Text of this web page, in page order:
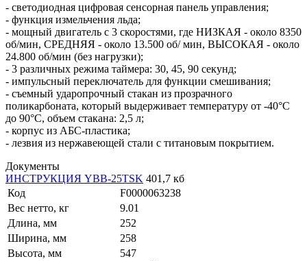
- светодиодная цифровая сенсорная панель управления;
- функция измельчения льда;
- мощный двигатель с 3 скоростями, где НИЗКАЯ - около 8350
об/мин, СРЕДНЯЯ - около 13.500 об/ мин, ВЫСОКАЯ - около
24.800 об/мин (без нагрузки);
- 3 различных режима таймера: 30, 45, 90 секунд;
- импульсный переключатель для функции смешивания;
- съемный ударопрочный стакан из прозрачного
поликарбоната, который выдерживает температуру от -40°C
до 90°C, объем стакана: 2,5 л;
- корпус из АБС-пластика;
- лезвия из нержавеющей стали с титановым покрытием.
Документы
ИНСТРУКЦИЯ YBB-25TSK 401,7 кб
Код
F0000063238
Вес нетто, кг
9.01
Длина, мм
252
Ширина, мм
258
Высота, мм
547